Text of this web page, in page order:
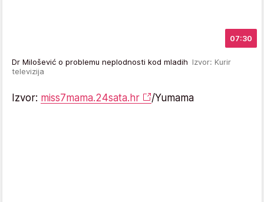
07:30
Dr Milošević o problemu neplodnosti kod mladih Izvor: Kurir
televizija
Izvor: miss7mama.24sata.hr /Yumama